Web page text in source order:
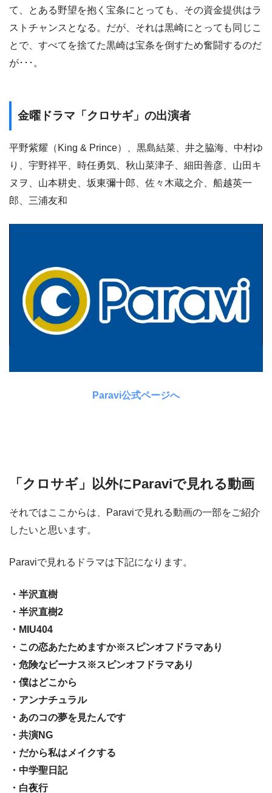
て、とある野望を抱く宝条にとっても、その資金提供はラ
ストチャンスとなる。だが、それは黒崎にとっても同じこ
とで、すべてを捨てた黒崎は宝条を倒すため奮闘するのだ
が･･･。
金曜ドラマ「クロサギ」の出演者
平野紫耀（King & Prince）、黒島結菜、井之脇海、中村ゆ
り、宇野祥平、時任勇気、秋山菜津子、細田善彦、山田キ
ヌヲ、山本耕史、坂東彌十郎、佐々木蔵之介、船越英一
郎、三浦友和
Paravi公式ページへ
「クロサギ」以外にParaviで見れる動画
それではここからは、Paraviで見れる動画の一部をご紹介
したいと思います。
Paraviで見れるドラマは下記になります。
・半沢直樹
・半沢直樹2
・MIU404
・この恋あたためますか※スピンオフドラマあり
・危険なビーナス※スピンオフドラマあり
・僕はどこから
・アンナチュラル
・あのコの夢を見たんです
・共演NG
・だから私はメイクする
・中学聖日記
・白夜行